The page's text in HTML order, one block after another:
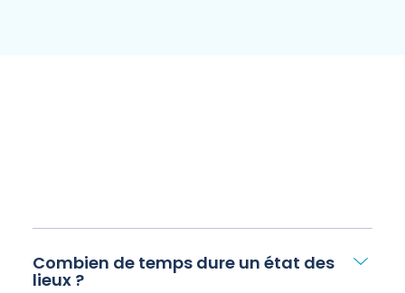
Combien de temps dure un état des
lieux ?